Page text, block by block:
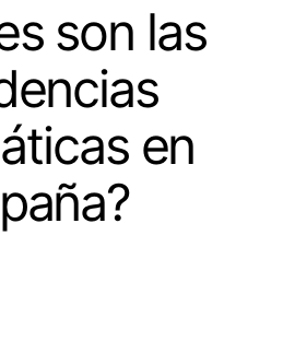
Tarifas
Blog
Contacto
son las
en